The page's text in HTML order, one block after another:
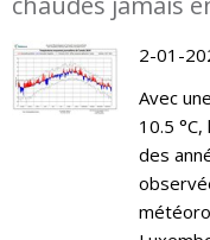
2-01-
Avec
10.5
des